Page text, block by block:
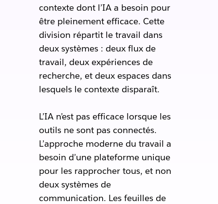
contexte dont l’IA a besoin pour
être pleinement efficace. Cette
division répartit le travail dans
deux systèmes : deux flux de
travail, deux expériences de
recherche, et deux espaces dans
lesquels le contexte disparaît.
L’IA n’est pas efficace lorsque les
outils ne sont pas connectés.
L’approche moderne du travail a
besoin d’une plateforme unique
pour les rapprocher tous, et non
deux systèmes de
communication. Les feuilles de